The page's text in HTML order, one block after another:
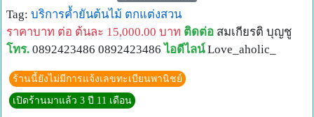
- งานไม้ค้ำยันต้นไม้เล็ก ต้นไม้ใหญ่ ไม้ค้ำยันเหล็ก
- งานตัดต้นไม้ รื้อถอนรากต้นไม้ใหญ่ โค่นต้นไม้
- รับตัดหญ้า ใส่ปุ๋ย ดูแลสนามหญ้า ทุกประเภท เช่น หญ้า
สนามกอล์ฟ สนามฟุตบอล สนามเด็กเล่น สวนสาธารณะ
สนามหญ้าหน้าบ้าน
- รับจัดต้นไม้ ดอกไม้ ช่อดอกไม้ในงานพิธีต่างๆ เช่น งาน
Tag: บริการค้ำยันต้นไม้ ตกแต่งสวน
ราคาบาท ต่อ ต้นละ 15,000.00 บาท ติดต่อ สมเกียรติ บุญชู
โทร. 0892423486 0892423486 ไอดีไลน์ Love_aholic_
ร้านนี้ยังไม่มีการแจ้งเลขทะเบียนพานิชย์
เปิดร้านมาแล้ว 3 ปี 11 เดือน